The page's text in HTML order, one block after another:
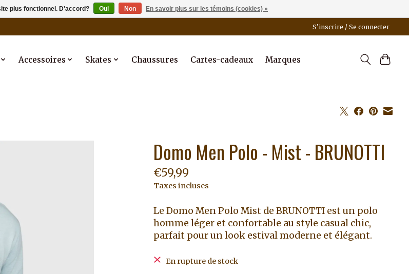
S’inscrire / Se connecter
Accessoires Skates Chaussures Cartes-cadeaux Marques
Domo Men Polo - Mist - BRUNOTTI
€59,99
Taxes incluses
Le Domo Men Polo Mist de BRUNOTTI est un polo
homme léger et confortable au style casual chic,
parfait pour un look estival moderne et élégant.
En rupture de stock
plus fonctionnel. D'accord? Oui Non En savoir plus sur les témoins (cookies) »